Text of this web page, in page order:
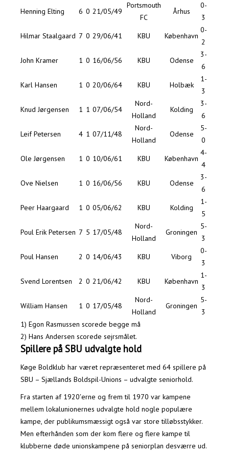
Henning Elting
6 0 21/05/49
Portsmouth
FC
Århus
0-
3
Hilmar Staalgaard 7 0 29/06/41 KBU København
0-
2
John Kramer
1 0 16/06/56 KBU Odense
3-
6
Karl Hansen
1 0 20/06/64 KBU Holbæk
1-
3
Knud Jørgensen
1 1 07/06/54
Nord-
Holland
Kolding
3-
6
Leif Petersen
4 1 07/11/48
Nord-
Holland
Odense
5-
0
Ole Jørgensen
1 0 10/06/61 KBU København
4-
4
Ove Nielsen
1 0 16/06/56 KBU Odense
3-
6
Peer Haargaard
1 0 05/06/62 KBU Kolding
1-
5
Poul Erik Petersen 7 5 17/05/48
Nord-
Holland
Groningen
5-
3
Poul Hansen
2 0 14/06/43 KBU Viborg
0-
3
Svend Lorentsen
2 0 21/06/42 KBU København
1-
3
William Hansen
1 0 17/05/48
Nord-
Holland
Groningen
5-
3
1) Egon Rasmussen scorede begge må
2) Hans Andersen scorede sejrsmålet.
Spillere på SBU udvalgte hold
Køge Boldklub har været repræsenteret med 64 spillere på
SBU – Sjællands Boldspil-Unions – udvalgte seniorhold.
Fra starten af 1920′erne og frem til 1970 var kampene
mellem lokalunionernes udvalgte hold nogle populære
kampe, der publikumsmæssigt også var store tilløbsstykker.
Men efterhånden som der kom flere og flere kampe til
klubberne døde unionskampene på seniorplan desværre ud.